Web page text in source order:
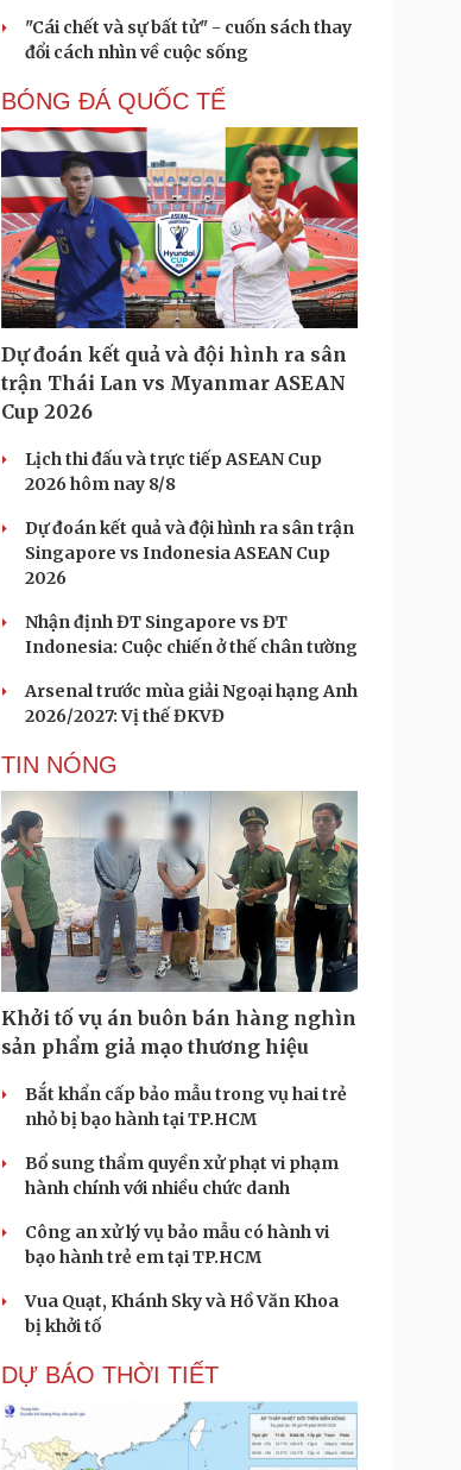
"Cái chết và sự bất tử" - cuốn sách thay
đổi cách nhìn về cuộc sống
BÓNG ĐÁ QUỐC TẾ
Dự đoán kết quả và đội hình ra sân
trận Thái Lan vs Myanmar ASEAN
Cup 2026
Lịch thi đấu và trực tiếp ASEAN Cup
2026 hôm nay 8/8
Dự đoán kết quả và đội hình ra sân trận
Singapore vs Indonesia ASEAN Cup
2026
Nhận định ĐT Singapore vs ĐT
Indonesia: Cuộc chiến ở thế chân tường
Arsenal trước mùa giải Ngoại hạng Anh
2026/2027: Vị thế ĐKVĐ
TIN NÓNG
Khởi tố vụ án buôn bán hàng nghìn
sản phẩm giả mạo thương hiệu
Bắt khẩn cấp bảo mẫu trong vụ hai trẻ
nhỏ bị bạo hành tại TP.HCM
Bổ sung thẩm quyền xử phạt vi phạm
hành chính với nhiều chức danh
Công an xử lý vụ bảo mẫu có hành vi
bạo hành trẻ em tại TP.HCM
Vua Quạt, Khánh Sky và Hồ Văn Khoa
bị khởi tố
DỰ BÁO THỜI TIẾT